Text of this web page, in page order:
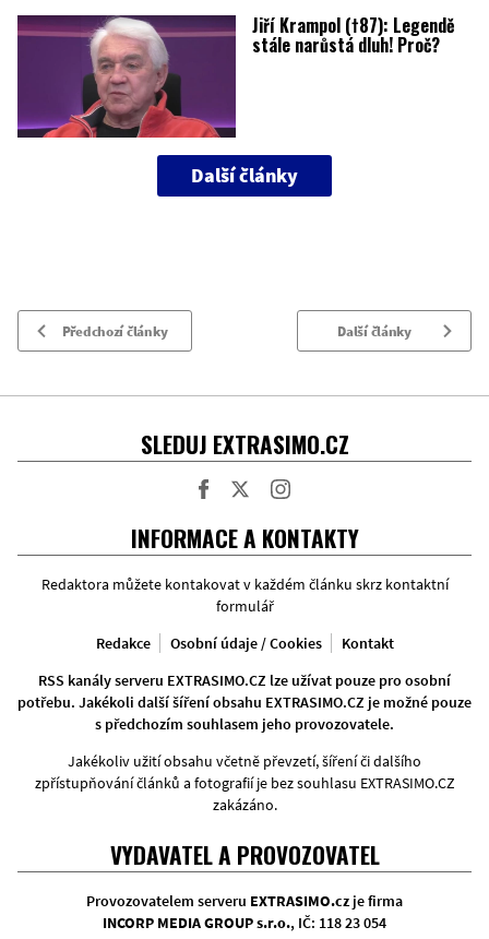
Jiří Krampol (†87): Legendě
stále narůstá dluh! Proč?
Další články
Předchozí články Další články
SLEDUJ EXTRASIMO.CZ
INFORMACE A KONTAKTY
Redaktora můžete kontakovat v každém článku skrz kontaktní
formulář
Redakce
Osobní údaje / Cookies
Kontakt
RSS kanály serveru EXTRASIMO.CZ lze užívat pouze pro osobní
potřebu. Jakékoli další šíření obsahu EXTRASIMO.CZ je možné pouze
s předchozím souhlasem jeho provozovatele.
Jakékoliv užití obsahu včetně převzetí, šíření či dalšího
zpřístupňování článků a fotografií je bez souhlasu EXTRASIMO.CZ
zakázáno.
VYDAVATEL A PROVOZOVATEL
Provozovatelem serveru EXTRASIMO.czje firma
INCORP MEDIA GROUP s.r.o., IČ: 118 23 054